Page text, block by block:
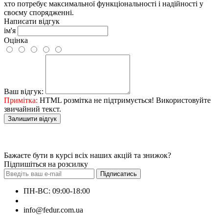
хто потребує максимальної функціональності і надійності у
своєму спорядженні.
Написати відгук
ім'я
Оцінка
Ваш відгук:
Примітка: HTML розмітка не підтримується! Використовуйте
звичайний текст.
Залишити відгук
Бажаєте бути в курсі всіх наших акцій та знижок?
Підпишіться на розсилку
Підписатись
ПН-ВС: 09:00-18:00
info@fedur.com.ua